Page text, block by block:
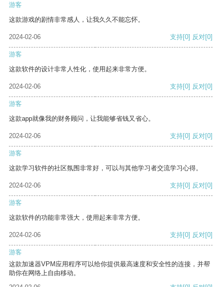
游客
这款游戏的剧情非常感人，让我久久不能忘怀。
2024-02-06 支持[0] 反对[0]
游客
这款软件的设计非常人性化，使用起来非常方便。
2024-02-06 支持[0] 反对[0]
游客
这款app就像我的财务顾问，让我能够省钱又省心。
2024-02-06 支持[0] 反对[0]
游客
这款学习软件的社区氛围非常好，可以与其他学习者交流学习心得。
2024-02-06 支持[0] 反对[0]
游客
这款软件的功能非常强大，使用起来非常方便。
2024-02-06 支持[0] 反对[0]
游客
这款加速器VPM应用程序可以给你提供最高速度和安全性的连接，并帮
助你在网络上自由移动。